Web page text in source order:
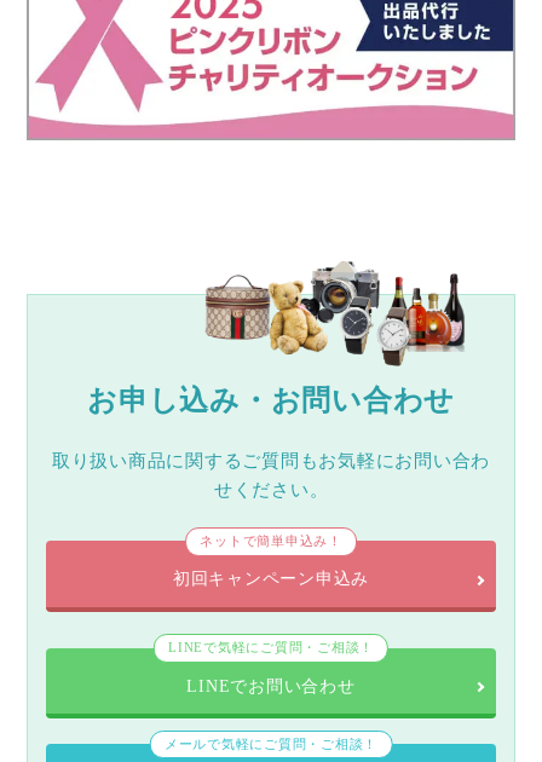
お申し込み・お問い合わせ
取り扱い商品に関するご質問もお気軽にお問い合わ
せください。
ネットで簡単申込み！
初回キャンペーン申込み
LINEで気軽にご質問・ご相談！
LINEでお問い合わせ
メールで気軽にご質問・ご相談！